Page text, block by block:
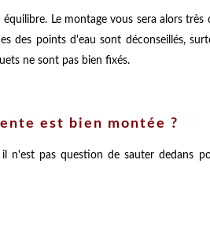
Le montage vous sera alors
des points d'eau sont déconseillés,
ne sont pas bien fixés.
est bien montée ?
n'est pas question de sauter dedans